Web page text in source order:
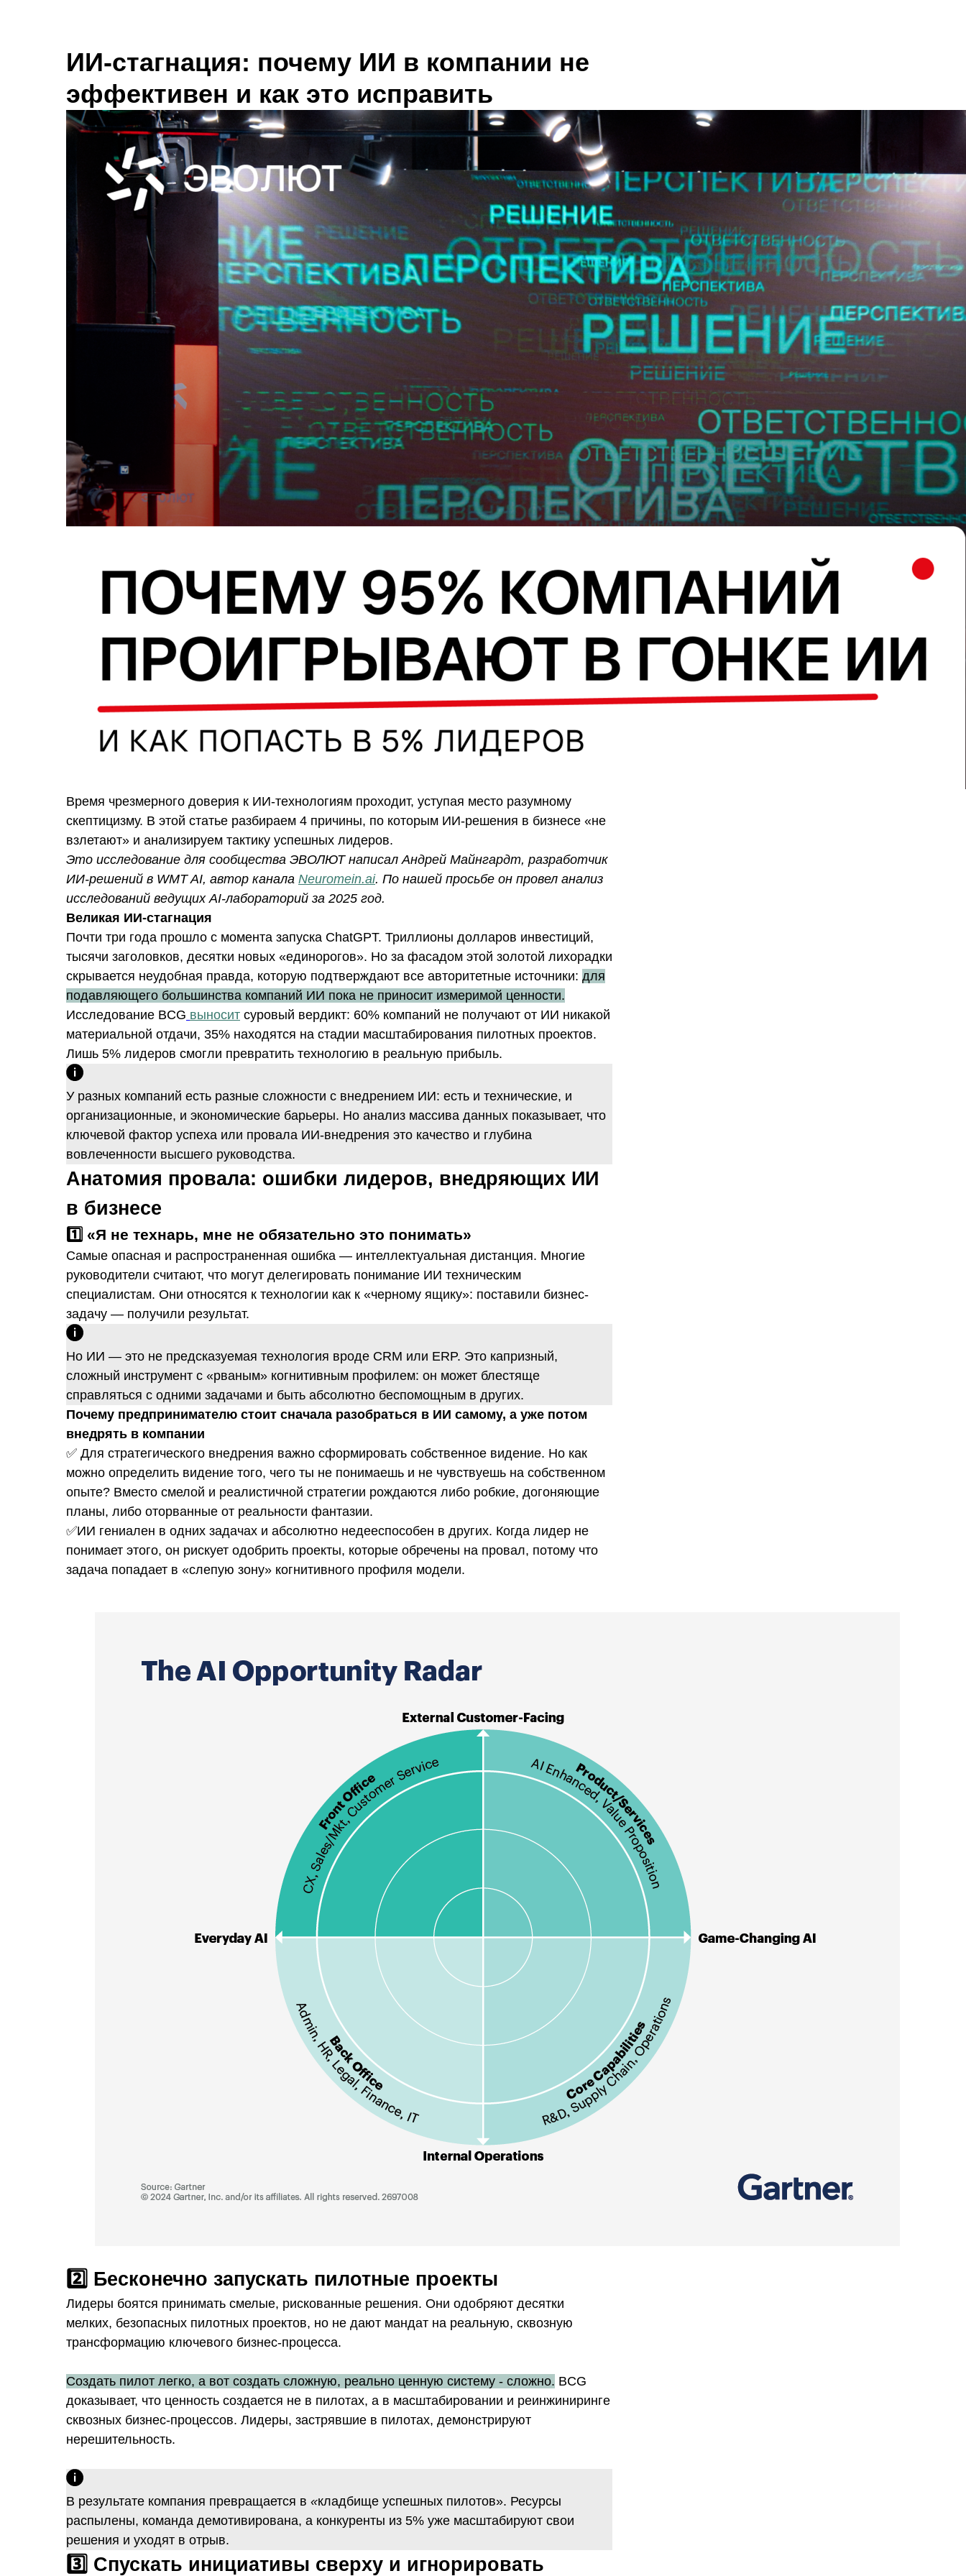
ИИ-стагнация: почему ИИ в компании не
эффективен и как это исправить
Время чрезмерного доверия к ИИ-технологиям проходит, уступая место разумному
скептицизму. В этой статье разбираем 4 причины, по которым ИИ-решения в бизнесе «не
взлетают» и анализируем тактику успешных лидеров.
Это исследование для сообщества ЭВОЛЮТ написал Андрей Майнгардт, разработчик
ИИ-решений в WMT AI, автор канала Neuromein.ai. По нашей просьбе он провел анализ
исследований ведущих AI-лабораторий за 2025 год.
Великая ИИ-стагнация
Почти три года прошло с момента запуска ChatGPT. Триллионы долларов инвестиций,
тысячи заголовков, десятки новых «единорогов». Но за фасадом этой золотой лихорадки
скрывается неудобная правда, которую подтверждают все авторитетные источники: для
подавляющего большинства компаний ИИ пока не приносит измеримой ценности.
Исследование BCG выносит суровый вердикт: 60% компаний не получают от ИИ никакой
материальной отдачи, 35% находятся на стадии масштабирования пилотных проектов.
Лишь 5% лидеров смогли превратить технологию в реальную прибыль.
У разных компаний есть разные сложности с внедрением ИИ: есть и технические, и
организационные, и экономические барьеры. Но анализ массива данных показывает, что
ключевой фактор успеха или провала ИИ-внедрения это качество и глубина
вовлеченности высшего руководства.
Анатомия провала: ошибки лидеров, внедряющих ИИ
в бизнесе
1️⃣ «Я не технарь, мне не обязательно это понимать»
Самые опасная и распространенная ошибка — интеллектуальная дистанция. Многие
руководители считают, что могут делегировать понимание ИИ техническим
специалистам. Они относятся к технологии как к «черному ящику»: поставили бизнес-
задачу — получили результат.
Но ИИ — это не предсказуемая технология вроде CRM или ERP. Это капризный,
сложный инструмент с «рваным» когнитивным профилем: он может блестяще
справляться с одними задачами и быть абсолютно беспомощным в других.
Почему предпринимателю стоит сначала разобраться в ИИ самому, а уже потом
внедрять в компании
✅ Для стратегического внедрения важно сформировать собственное видение. Но как
можно определить видение того, чего ты не понимаешь и не чувствуешь на собственном
опыте? Вместо смелой и реалистичной стратегии рождаются либо робкие, догоняющие
планы, либо оторванные от реальности фантазии.
✅ИИ гениален в одних задачах и абсолютно недееспособен в других. Когда лидер не
понимает этого, он рискует одобрить проекты, которые обречены на провал, потому что
задача попадает в «слепую зону» когнитивного профиля модели.
2️⃣ Бесконечно запускать пилотные проекты
Лидеры боятся принимать смелые, рискованные решения. Они одобряют десятки
мелких, безопасных пилотных проектов, но не дают мандат на реальную, сквозную
трансформацию ключевого бизнес-процесса.
Создать пилот легко, а вот создать сложную, реально ценную систему - сложно. BCG
доказывает, что ценность создается не в пилотах, а в масштабировании и реинжиниринге
сквозных бизнес-процессов. Лидеры, застрявшие в пилотах, демонстрируют
нерешительность.
В результате компания превращается в «кладбище успешных пилотов». Ресурсы
распылены, команда демотивирована, а конкуренты из 5% уже масштабируют свои
решения и уходят в отрыв.
3️⃣ Спускать инициативы сверху и игнорировать